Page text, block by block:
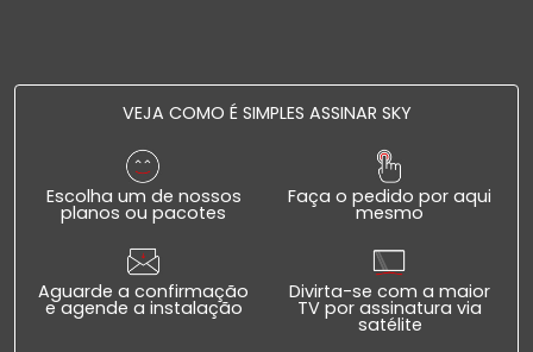
VEJA COMO É SIMPLES ASSINAR SKY
Escolha um de nossos
planos ou pacotes
Faça o pedido por aqui
mesmo
Aguarde a confirmação
e agende a instalação
Divirta-se com a maior
TV por assinatura via
satélite